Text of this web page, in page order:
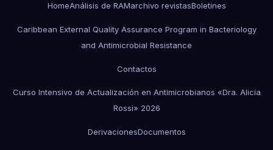
HomeAnálisis de RAMarchivo revistasBoletines
Caribbean External Quality Assurance Program in Bacteriology
and Antimicrobial Resistance
Contactos
Curso Intensivo de Actualización en Antimicrobianos «Dra. Alicia
Rossi» 2026
DerivacionesDocumentos